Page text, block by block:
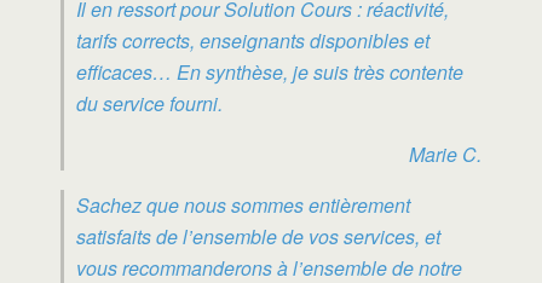
Il en ressort pour Solution Cours : réactivité,
tarifs corrects, enseignants disponibles et
efficaces… En synthèse, je suis très contente
du service fourni.
Marie C.
Sachez que nous sommes entièrement
satisfaits de l’ensemble de vos services, et
vous recommanderons à l’ensemble de notre